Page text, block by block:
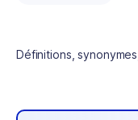
Définitions,